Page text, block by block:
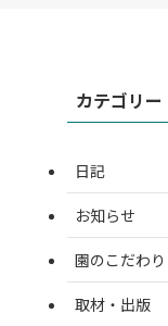
カテゴリー
日記
お知らせ
園のこだわり
取材・出版